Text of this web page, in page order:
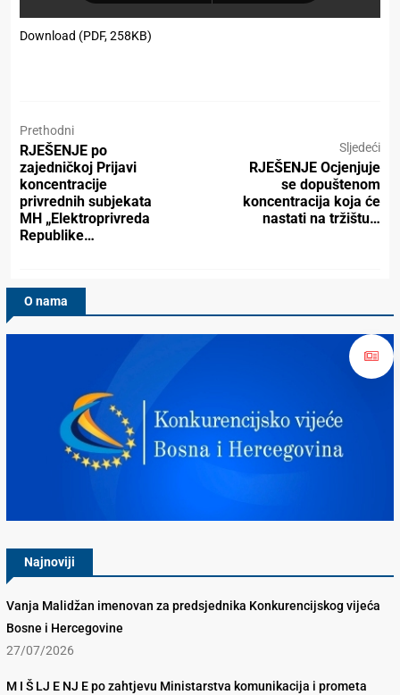
Download (PDF, 258KB)
Prethodni
RJEŠENJE po
zajedničkoj Prijavi
koncentracije
privrednih subjekata
MH „Elektroprivreda
Republike…
Sljedeći
RJEŠENJE Ocjenjuje
se dopuštenom
koncentracija koja će
nastati na tržištu…
O nama
Najnoviji
Vanja Malidžan imenovan za predsjednika Konkurencijskog vijeća
Bosne i Hercegovine
27/07/2026
M I Š LJ E NJ E po zahtjevu Ministarstva komunikacija i prometa